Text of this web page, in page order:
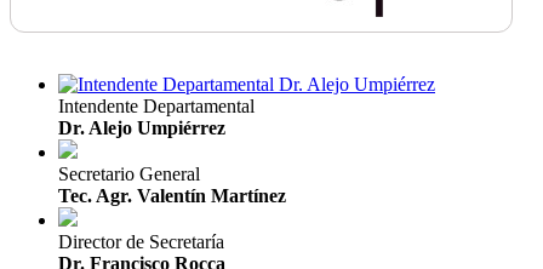
Intendente Departamental
Dr. Alejo Umpiérrez
Secretario General
Tec. Agr. Valentín Martínez
Director de Secretaría
Dr. Francisco Rocca